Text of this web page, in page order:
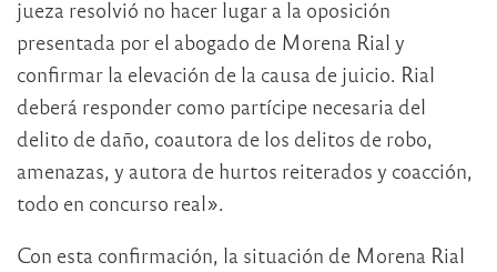
jueza resolvió no hacer lugar a la oposición
presentada por el abogado de Morena Rial y
confirmar la elevación de la causa de juicio. Rial
deberá responder como partícipe necesaria del
delito de daño, coautora de los delitos de robo,
amenazas, y autora de hurtos reiterados y coacción,
todo en concurso real».
Con esta confirmación, la situación de Morena Rial